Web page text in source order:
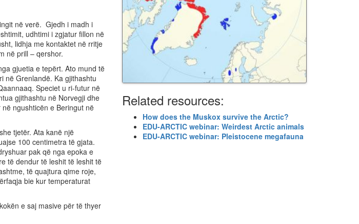
në verë. Gjedh i madh i
udhtimi i zgjatur fillon në
lidhja me kontaktet në rritje
në prill – qershor.
gjuetia e tepërt. Ato mund të
në Grenlandë. Ka gjithashtu
Speciet u ri-futur në
gjithashtu në Norvegji dhe
ngushticën e Beringut në
tjetër. Ata kanë një
100 centimetra të gjata.
pak që nga epoka e
të dendur të leshit të leshit të
të quajtura qime roje,
bie kur temperaturat
e saj masive për të thyer
Related resources:
How does the Muskox survive the Arctic?
EDU-ARCTIC webinar: Weirdest Arctic animals
EDU-ARCTIC webinar: Pleistocene megafauna